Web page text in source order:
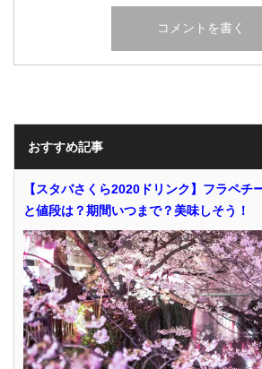
おすすめ記事
【スタバさくら2020ドリンク】フラペチ
と値段は？期間いつまで？美味しそう！